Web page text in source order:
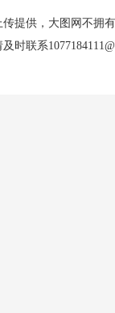
提供，大图网不拥
时联系